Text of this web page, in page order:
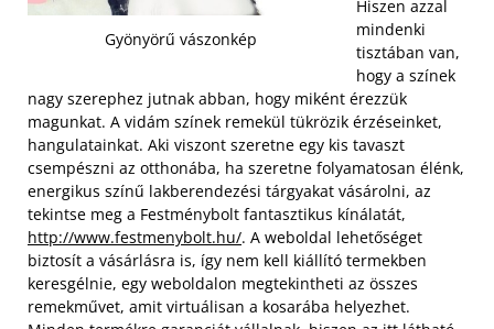
Gyönyörű vászonkép
Hiszen azzal
mindenki
tisztában van,
hogy a színek
nagy szerephez jutnak abban, hogy miként érezzük
magunkat. A vidám színek remekül tükrözik érzéseinket,
hangulatainkat. Aki viszont szeretne egy kis tavaszt
csempészni az otthonába, ha szeretne folyamatosan élénk,
energikus színű lakberendezési tárgyakat vásárolni, az
tekintse meg a Festménybolt fantasztikus kínálatát,
http://www.festmenybolt.hu/. A weboldal lehetőséget
biztosít a vásárlásra is, így nem kell kiállító termekben
keresgélnie, egy weboldalon megtekintheti az összes
remekművet, amit virtuálisan a kosarába helyezhet.